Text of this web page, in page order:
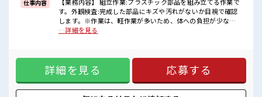
■職場の雰囲気
女性が多めの職場です♪
しっかり休める休憩室あり！
オンオフの切替もできちゃう！
程よく残業あり！
仕事内容
す。外観検査:完成した部品にキズや汚れがないか目視で確認
します。※作業は、軽作業が多いため、体への負担が少な
く、長時間の作業でも安心です。【取り扱い製品】プラスチ
業は月20時間未満で、 ほどよく稼げます♪ ≪モチベーション
もUP≫ 派手過ぎなければ髪型や髪色自由♪ (規定有)≪動きや
すい制服アリ≫ 制服があるので、 毎日の服装の悩み解消♪ ≪
未経験の方も大カンゲイ≫ 新しいことにチャレンジするのは
…詳細を見る
詳細を見る 応募する